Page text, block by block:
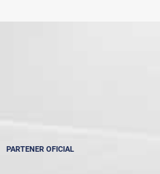
PARTENER OFICIAL